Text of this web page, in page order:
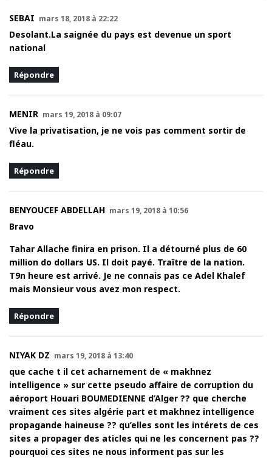
SEBAI mars 18, 2018 à 22:22
Desolant.La saignée du pays est devenue un sport
national
Répondre
MENIR mars 19, 2018 à 09:07
Vive la privatisation, je ne vois pas comment sortir de
fléau.
Répondre
BENYOUCEF ABDELLAH mars 19, 2018 à 10:56
Bravo
Tahar Allache finira en prison. Il a détourné plus de 60
million do dollars US. Il doit payé. Traître de la nation.
T9n heure est arrivé. Je ne connais pas ce Adel Khalef
mais Monsieur vous avez mon respect.
Répondre
NIYAK DZ mars 19, 2018 à 13:40
que cache t il cet acharnement de « makhnez
intelligence » sur cette pseudo affaire de corruption du
aéroport Houari BOUMEDIENNE d’Alger ?? que cherche
vraiment ces sites algérie part et makhnez intelligence
propagande haineuse ?? qu’elles sont les intérets de ces
sites a propager des aticles qui ne les concernent pas ??
pourquoi ces sites ne nous informent pas sur les